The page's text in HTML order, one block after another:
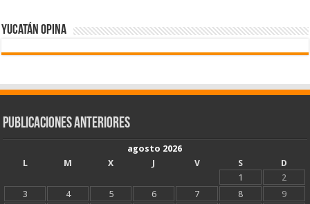
Yucatán Opina
Publicaciones Anteriores
agosto 2026
L
M X J V S
D
1
2
3
4 5 6 7 8
9